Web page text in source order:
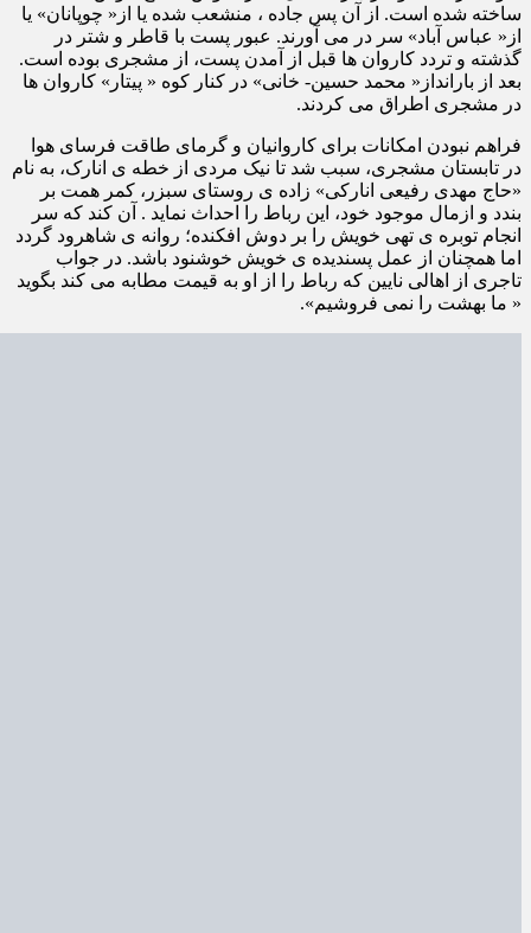
ساخته شده است. از آن پس جاده ، منشعب شده یا از« چوپانان» یا
از« عباس آباد» سر در می آورند. عبور پست با قاطر و شتر در
گذشته و تردد کاروان ها قبل از آمدن پست، از مشجری بوده است.
بعد از بارانداز« محمد حسین- خانی» در کنار کوه « پیتار» کاروان ها
در مشجری اطراق می کردند.
فراهم نبودن امکانات برای کاروانیان و گرمای طاقت فرسای هوا
در تابستان مشجری، سبب شد تا نیک مردی از خطه ی انارک، به نام
«حاج مهدی رفیعی انارکی» زاده ی روستای سبزر، کمر همت بر
بندد و ازمال موجود خود، این رباط را احداث نماید . آن کند که سر
انجام توبره ی تهی خویش را بر دوش افکنده؛ روانه ی شاهرود گردد
اما همچنان از عمل پسندیده ی خویش خوشنود باشد. در جواب
تاجری از اهالی نایین که رباط را از او به قیمت مطابه می کند بگوید
« ما بهشت را نمی فروشیم».